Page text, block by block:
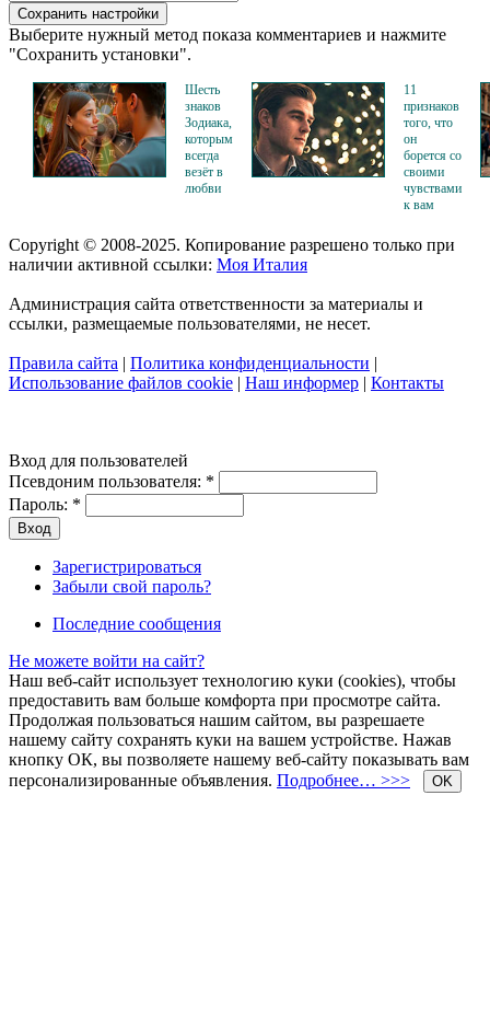
Выберите нужный метод показа комментариев и нажмите
"Сохранить установки".
Шесть
знаков
Зодиака,
которым
всегда
везёт в
любви
11
признаков
того, что
он
борется со
своими
чувствами
к вам
Copyright © 2008-2025. Копирование разрешено только при
наличии активной ссылки: Моя Италия
Администрация сайта ответственности за материалы и
ссылки, размещаемые пользователями, не несет.
Правила сайта | Политика конфиденциальности |
Использование файлов cookie | Наш информер | Контакты
Вход для пользователей
Псевдоним пользователя: *
Пароль: *
Зарегистрироваться
Забыли свой пароль?
Последние сообщения
Не можете войти на сайт?
Наш веб-сайт использует технологию куки (cookies), чтобы
предоставить вам больше комфорта при просмотре сайта.
Продолжая пользоваться нашим сайтом, вы разрешаете
нашему сайту сохранять куки на вашем устройстве. Нажав
кнопку ОК, вы позволяете нашему веб-сайту показывать вам
персонализированные объявления. Подробнее… >>> OK